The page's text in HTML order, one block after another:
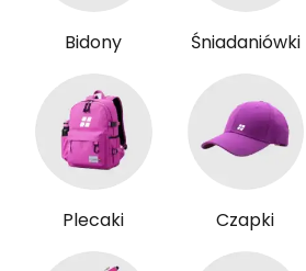
Bidony Śniadaniówki
Plecaki Czapki